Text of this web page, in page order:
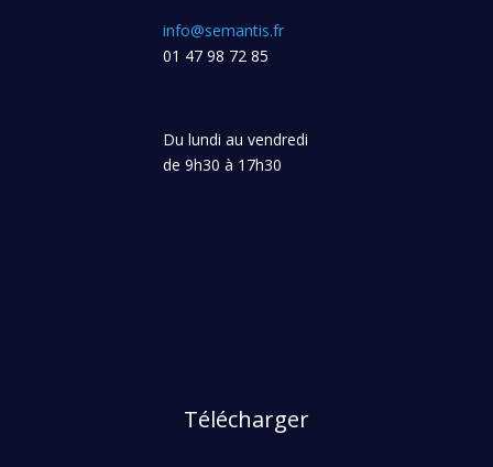
info@semantis.fr
01 47 98 72 85
Du lundi au vendredi
de 9h30 à 17h30
Télécharger